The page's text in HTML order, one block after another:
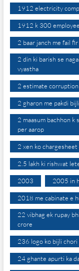
1912 electricity
1912 k 300
2 baar janch me fail
2 din ki barish se
vyastha
2 estimate
2 gharon me pakdi
2 maasum bachhon k
per aarop
2 xen ko chargesheet
2.5 lakh ki rishwat
2003 2005 in
2018 me cabinate e
22 vibhag ek rupay
crore
236 logo ko bijli chori
24 ghante apurti ka